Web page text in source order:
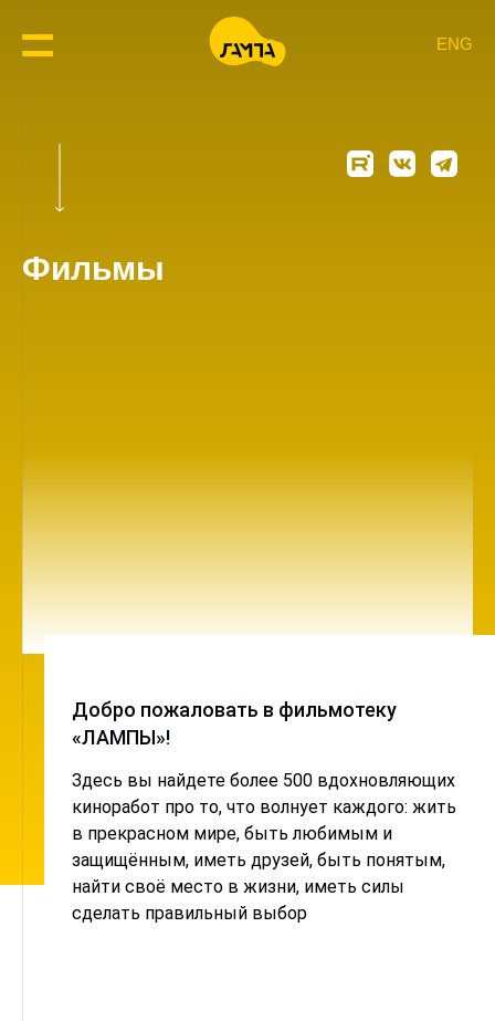
ENG
Фильмы
Добро пожаловать в фильмотеку
«ЛАМПЫ»!
Здесь вы найдете более 500 вдохновляющих
киноработ про то, что волнует каждого: жить
в прекрасном мире, быть любимым и
защищённым, иметь друзей, быть понятым,
найти своё место в жизни, иметь силы
сделать правильный выбор